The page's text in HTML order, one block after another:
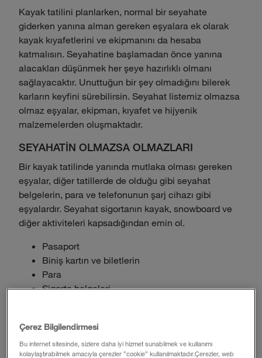
Kayak tatilini planlarken, normal bir seyahate
giderken yanına alman gereken eşyalara ek olarak
kayak kıyafetlerini ve ekipmanını da hesaba
katmalısın. Seyahatine başlamadan önce yanına
alacakları düşünmek her şeye hazırlıklı olmanı
sağlayacaktır. Unuttuğun bir şey olmadığını bilerek
karların keyfini sürebilirsin. Seyahat listemiz olmazsa
olmaz eşyalar, ekipman, kıyafet ve hijyenik
malzemelerden oluşmaktadır.
SEYAHATİN OLMAZSA OLMAZLARI
Bir kayak tatilinde yanında mutlaka olması gereken
eşyalar, diğer tatillerde de olduğu gibi seyahat
belgelerin, para ve telefonunun şarj cihazı gibi
eşyalardır. Seyahat sigortanın kayak, snowboard ve
diğer aktiviteleri kapsadığından emin ol.
Pasaport
Biniş kartın ve biletlerin
Para
Sigorta belgeleri
Banka/kredi kartların
Teleferik/ekipman kiralama belgelerin
Çerez Bilgilendirmesi
Bu internet sitesinde, sizlere daha iyi hizmet sunabilmek ve kullanımı
kolaylaştırabilmek amacıyla çerezler ”cookie” kullanılmaktadır.Çerezler, web